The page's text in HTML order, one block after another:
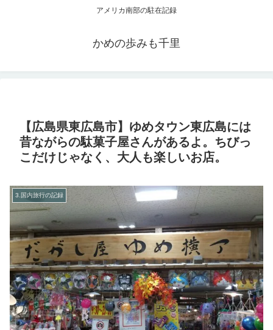
アメリカ南部の駐在記録
かめの歩みも千里
【広島県東広島市】ゆめタウン東広島には
昔ながらの駄菓子屋さんがあるよ。ちびっ
こだけじゃなく、大人も楽しいお店。
3.国内旅行の記録